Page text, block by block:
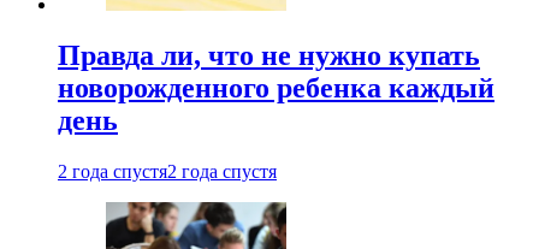
Правда ли, что не нужно купать
новорожденного ребенка каждый
день
2 года спустя2 года спустя